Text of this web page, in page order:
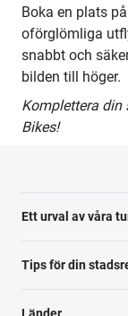
Boka en plats
oförglömliga
snabbt och
bilden till höger.
Komplettera din
Bikes!
Ett urval av våra
Tips för din